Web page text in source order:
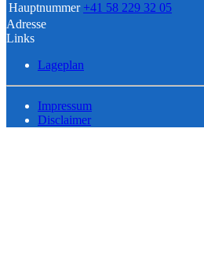
Hauptnummer +41 58 229 32 05
Adresse
Links
Lageplan
Impressum
Disclaimer